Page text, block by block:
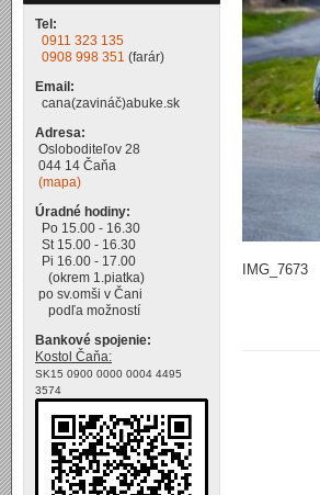
IMG_7673
Tel:
0911 323 135
0908 998 351 (farár)
Email:
cana(zavináč)abuke.sk
Adresa:
Osloboditeľov 28
044 14 Čaňa
(mapa)
Úradné hodiny:
Po 15.00 - 16.30
St 15.00 - 16.30
Pi 16.00 - 17.00
(okrem 1.piatka)
po sv.omši v Čani
podľa možností
Bankové spojenie:
Kostol Čaňa:
SK15 0900 0000 0004 4495
3574